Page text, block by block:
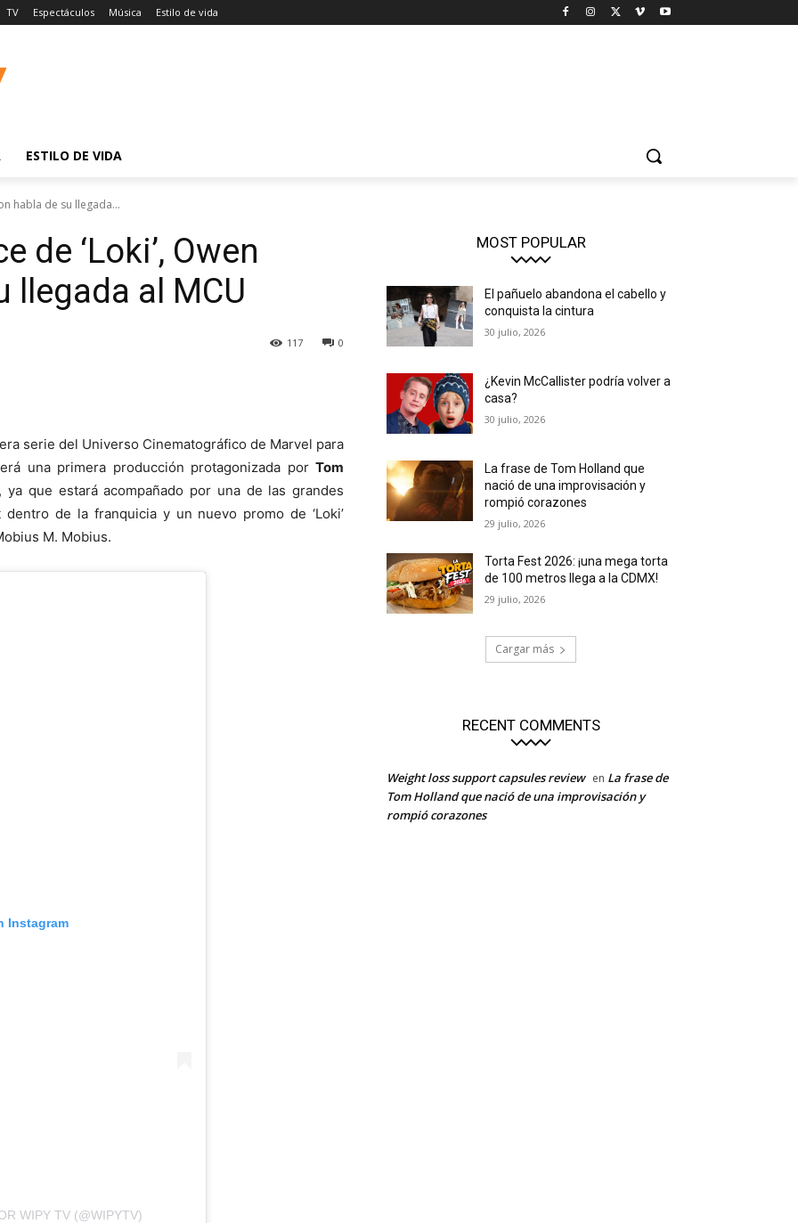
TV Espectáculos Música Estilo de vida
ESTILO DE VIDA
habla de su llegada...
de ‘Loki’, Owen
llegada al MCU
0
117
serie del Universo Cinematográfico de Marvel para
una primera producción protagonizada porTom
que estará acompañado por una de las grandes
de la franquicia y un nuevo promo de ‘Loki’
M. Mobius.
Instagram
WIPY TV (@WIPYTV)
MOST POPULAR
El pañuelo abandona el cabello y
conquista la cintura
30 julio, 2026
¿Kevin McCallister podría volver a
casa?
30 julio, 2026
La frase de Tom Holland que
nació de una improvisación y
rompió corazones
29 julio, 2026
Torta Fest 2026: ¡una mega torta
de 100 metros llega a la CDMX!
29 julio, 2026
Cargar más
RECENT COMMENTS
Weight loss support capsules review en La frase de
Tom Holland que nació de una improvisación y
rompió corazones